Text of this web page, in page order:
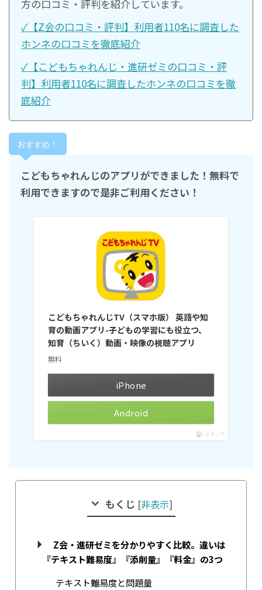
方の口コミ・評判を紹介しています。
✓【Z会の口コミ・評判】利用者110名に調査した
ホンネの口コミを徹底紹介
✓【こどもちゃれんじ・進研ゼミの口コミ・評
判】利用者110名に調査したホンネの口コミを徹
底紹介
おすすめ！
こどもちゃれんじのアプリができました！無料で
利用できますので是非ご利用ください！
こどもちゃれんじTV（スマホ版） 英語や知
育の動画アプリ-子どもの学習にも役立つ、
知育（ちいく）動画・映像の視聴アプリ
無料
iPhone
Android
ポチップ
もくじ [非表示]
Z会・進研ゼミを分かりやすく比較。違いは
『テキスト難易度』『添削量』『料金』の3つ
テキスト難易度と問題量